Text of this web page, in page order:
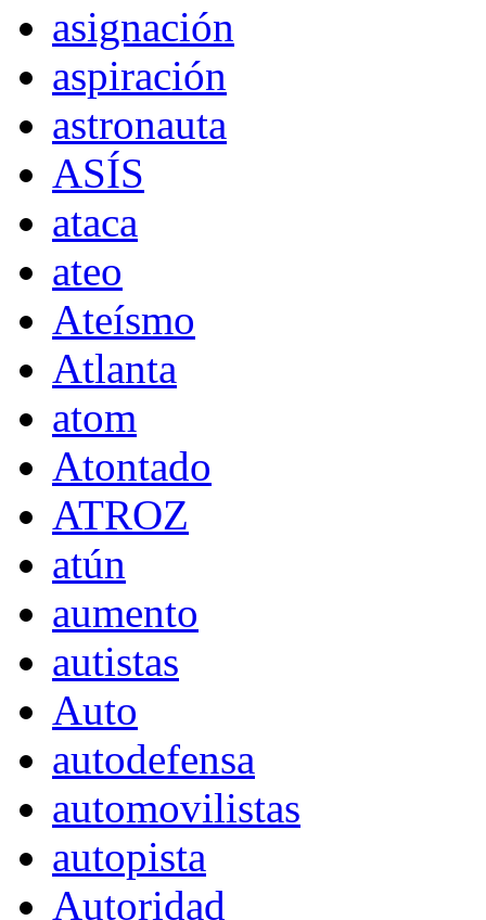
asignación
aspiración
astronauta
ASÍS
ataca
ateo
Ateísmo
Atlanta
atom
Atontado
ATROZ
atún
aumento
autistas
Auto
autodefensa
automovilistas
autopista
Autoridad